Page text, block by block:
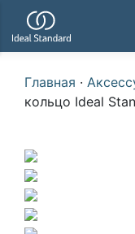
Главная ·
кольцо Ideal